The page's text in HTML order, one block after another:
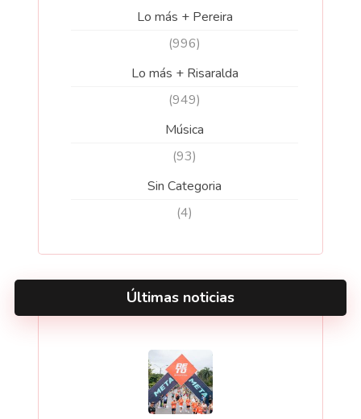
Lo más + Pereira
(996)
Lo más + Risaralda
(949)
Música
(93)
Sin Categoria
(4)
Últimas noticias